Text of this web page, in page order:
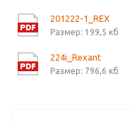
201222-1_REX
Размер: 199,5 кб
224i_Rexant
Размер: 796,6 кб